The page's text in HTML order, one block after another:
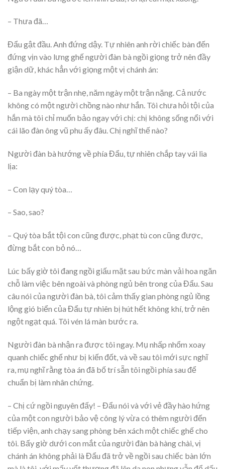
– Thưa đã…
Đẩu gật đầu. Anh đứng dậy. Tự nhiên anh rời chiếc bàn đến
đứng vịn vào lưng ghế người đàn bà ngồi giọng trở nên đầy
giận dữ, khác hẳn với giọng một vị chánh án:
– Ba ngày một trận nhẹ, năm ngày một trận nặng. Cả nước
không có một người chồng nào như hắn. Tôi chưa hỏi tội của
hắn mà tôi chỉ muốn bảo ngay với chị: chị không sống nổi với
cái lão đàn ông vũ phu ấy đâu. Chị nghĩ thế nào?
Người đàn bà hướng về phía Đẩu, tự nhiên chắp tay vái lia
lịa:
– Con lạy quý tòa…
– Sao, sao?
– Quý tòa bắt tội con cũng được, phạt tù con cũng được,
đừng bắt con bỏ nó…
Lúc bấy giờ tôi đang ngồi giấu mặt sau bức màn vải hoa ngăn
chỗ làm việc bên ngoài và phòng ngủ bên trong của Đẩu. Sau
câu nói của người đàn bà, tôi cảm thấy gian phòng ngủ lồng
lộng gió biển của Đẩu tự nhiên bị hút hết không khí, trở nên
ngột ngạt quá. Tôi vén lá màn bước ra.
Người đàn bà nhận ra được tôi ngay. Mụ nhấp nhổm xoay
quanh chiếc ghế như bị kiến đốt, và về sau tôi mới sực nghĩ
ra, mụ nghĩ rằng tòa án đã bố trí sẵn tôi ngồi phía sau để
chuẩn bị làm nhân chứng.
– Chị cứ ngồi nguyên đấy! – Đẩu nói và với vẻ đầy hào hứng
của một con người bảo vệ công lý vừa có thêm người đến
tiếp viện, anh chạy sang phòng bên xách một chiếc ghế cho
tôi. Bấy giờ dưới con mắt của người đàn bà hàng chài, vị
chánh án không phải là Đẩu đã trở về ngồi sau chiếc bàn lớn